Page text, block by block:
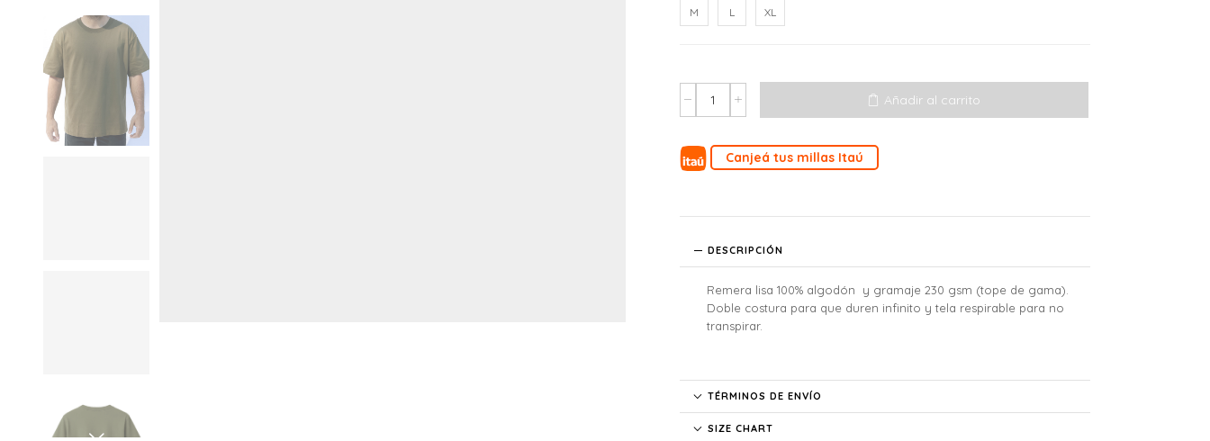
M L XL
Añadir al carrito
Canjeá tus millas Itaú
DESCRIPCIÓN
Remera lisa 100% algodón y gramaje 230 gsm (tope de gama).
Doble costura para que duren infinito y tela respirable para no
transpirar.
TÉRMINOS DE ENVÍO
SIZE CHART